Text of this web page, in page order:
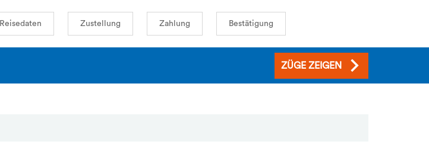
Reisedaten Zustellung Zahlung Bestätigung
ZÜGE ZEIGEN